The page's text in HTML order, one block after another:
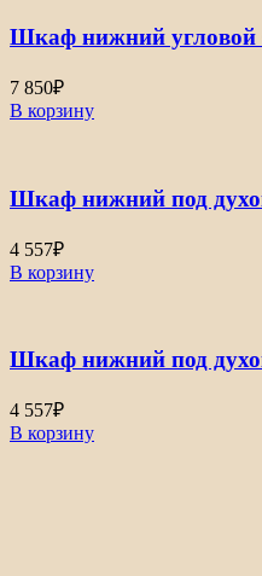
Шкаф нижний
7 850₽
В корзину
Шкаф нижний под
4 557₽
В корзину
Шкаф нижний под
4 557₽
В корзину